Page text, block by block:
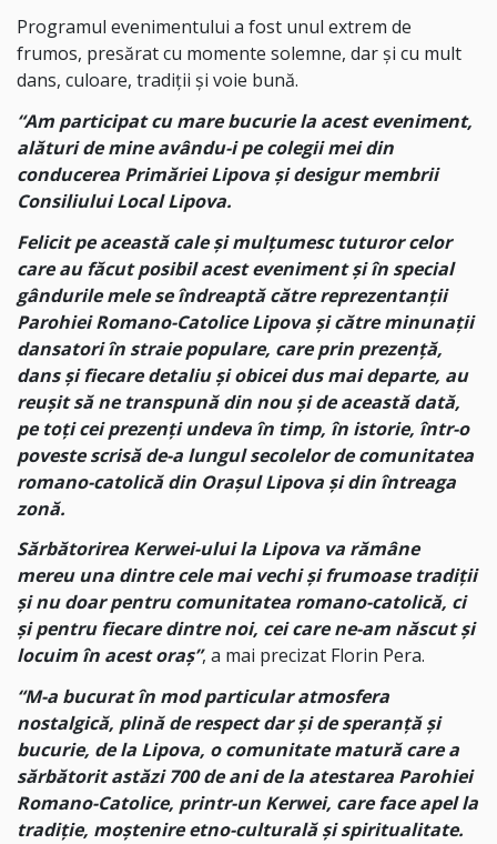
Programul evenimentului a fost unul extrem de
frumos, presărat cu momente solemne, dar și cu mult
dans, culoare, tradiții și voie bună.
“Am participat cu mare bucurie la acest eveniment,
alături de mine avându-i pe colegii mei din
conducerea Primăriei Lipova și desigur membrii
Consiliului Local Lipova.
Felicit pe această cale și mulțumesc tuturor celor
care au făcut posibil acest eveniment și în special
gândurile mele se îndreaptă către reprezentanții
Parohiei Romano-Catolice Lipova și către minunații
dansatori în straie populare, care prin prezență,
dans și fiecare detaliu și obicei dus mai departe, au
reușit să ne transpună din nou și de această dată,
pe toți cei prezenți undeva în timp, în istorie, într-o
poveste scrisă de-a lungul secolelor de comunitatea
romano-catolică din Orașul Lipova și din întreaga
zonă.
Sărbătorirea Kerwei-ului la Lipova va rămâne
mereu una dintre cele mai vechi și frumoase tradiții
și nu doar pentru comunitatea romano-catolică, ci
și pentru fiecare dintre noi, cei care ne-am născut și
locuim în acest oraș”, a mai precizat Florin Pera.
“M-a bucurat în mod particular atmosfera
nostalgică, plină de respect dar și de speranță și
bucurie, de la Lipova, o comunitate matură care a
sărbătorit astăzi 700 de ani de la atestarea Parohiei
Romano-Catolice, printr-un Kerwei, care face apel la
tradiție, moștenire etno-culturală și spiritualitate.